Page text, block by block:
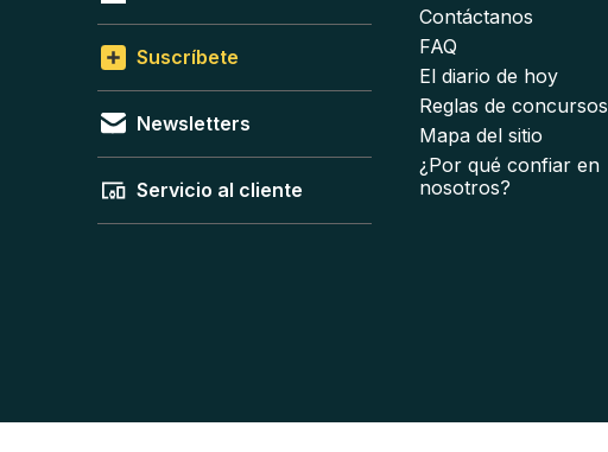
Suscríbete
Newsletters
Servicio al cliente
Contáctanos
FAQ
El diario de hoy
Reglas de concursos
Mapa del sitio
¿Por qué confiar en
nosotros?